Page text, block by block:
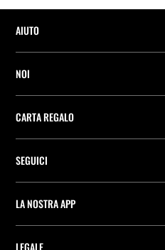
AIUTO
Rintraccia il tuo ordine
Ricerca dei punti di consegna
Preferenze per i cookie
NOI
Società
Company Profile
CARTA REGALO
Acquisto Carta Regalo
SEGUICI
LA NOSTRA APP
LEGALE